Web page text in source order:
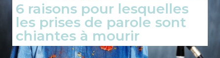
6 raisons pour lesquelles
les prises de parole sont
chiantes à mourir